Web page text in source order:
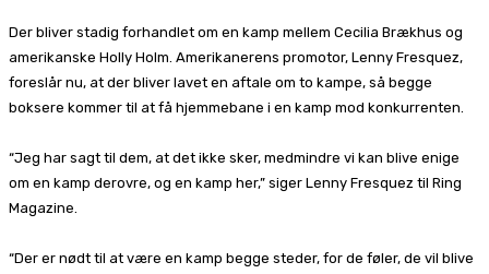
Der bliver stadig forhandlet om en kamp mellem Cecilia Brækhus og
amerikanske Holly Holm. Amerikanerens promotor, Lenny Fresquez,
foreslår nu, at der bliver lavet en aftale om to kampe, så begge
boksere kommer til at få hjemmebane i en kamp mod konkurrenten.
“Jeg har sagt til dem, at det ikke sker, medmindre vi kan blive enige
om en kamp derovre, og en kamp her,” siger Lenny Fresquez til Ring
Magazine.
“Der er nødt til at være en kamp begge steder, for de føler, de vil blive